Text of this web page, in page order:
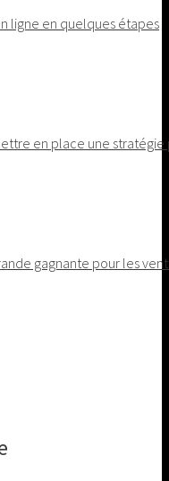
ligne en quelques étapes
en place une
gagnante pour les